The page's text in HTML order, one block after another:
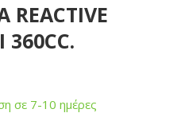
360CC.
σε 7-10 ημέρες